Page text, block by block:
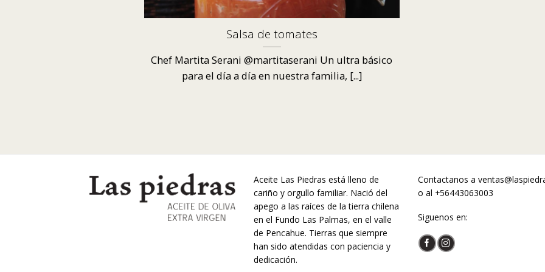
Salsa de tomates
Chef Martita Serani @martitaserani Un ultra básico
para el día a día en nuestra familia, [...]
Aceite Las Piedras está lleno de
cariño y orgullo familiar. Nació del
apego a las raíces de la tierra chilena
en el Fundo Las Palmas, en el valle
de Pencahue. Tierras que siempre
han sido atendidas con paciencia y
dedicación.
Contactanos a
o al +56443063003
Siguenos en: